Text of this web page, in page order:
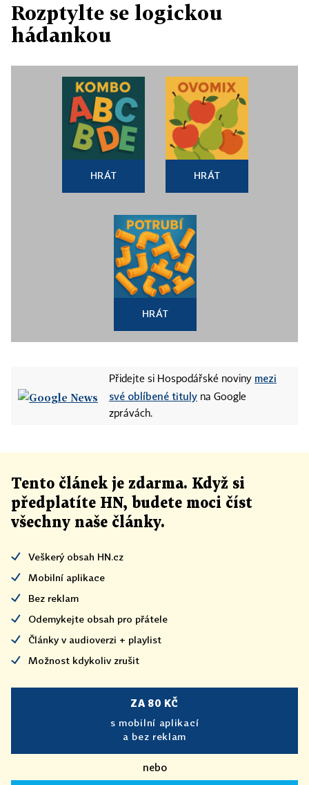
Rozptylte se logickou
hádankou
HRÁT HRÁT
HRÁT
Přidejte si Hospodářské noviny mezi
své oblíbené tituly na Google
zprávách.
Tento článek je zdarma. Když si
předplatíte HN, budete moci číst
všechny naše články.
Veškerý obsah HN.cz
Mobilní aplikace
Bez reklam
Odemykejte obsah pro přátele
Články v audioverzi + playlist
Možnost kdykoliv zrušit
ZA 80 KČ
s mobilní aplikací
a bez reklam
nebo